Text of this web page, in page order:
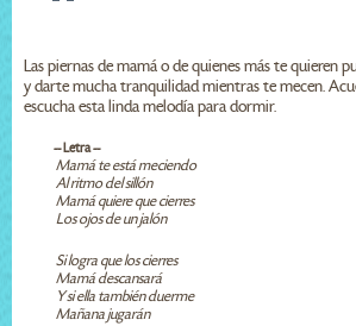
Las piernas de mamá o de quienes más te quieren
y darte mucha tranquilidad mientras te mecen.
escucha esta linda melodía para dormir.
-- Letra --
Mamá te está meciendo
Al ritmo del sillón
Mamá quiere que cierres
Los ojos de un jalón
Si logra que los cierres
Mamá descansará
Y si ella también duerme
Mañana jugarán